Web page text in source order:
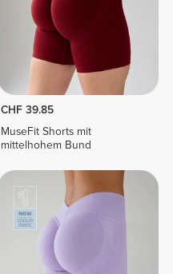
CHF 39.85
MuseFit Shorts mit
mittelhohem Bund